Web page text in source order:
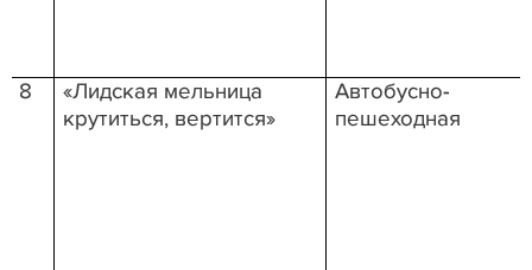
8
«Лидская мельница
крутиться, вертится»
Автобусно-
пешеходная